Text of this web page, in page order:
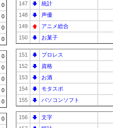
0
0
0
0
0
0
0
0
0
0
147
統計
148
声優
149
アニメ総合
150
お菓子
151
プロレス
152
資格
153
お酒
154
モタスポ
155
パソコンソフト
156
文字